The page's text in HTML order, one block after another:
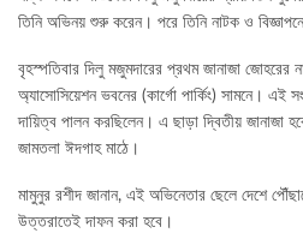
তিনি অভিনয় শুরু করেন। পরে তিনি নাটক ও
বৃহস্পতিবার দিলু মজুমদারের প্রথম জানাজা জোহরের
অ্যাসোসিয়েশন ভবনের (কার্গো পার্কিং) সামনে। এই
দায়িত্ব পালন করছিলেন। এ ছাড়া দ্বিতীয় জানাজা
জামতলা ঈদগাহ মাঠে।
মামুনুর রশীদ জানান, এই অভিনেতার ছেলে দেশে
উত্তরাতেই দাফন করা হবে।